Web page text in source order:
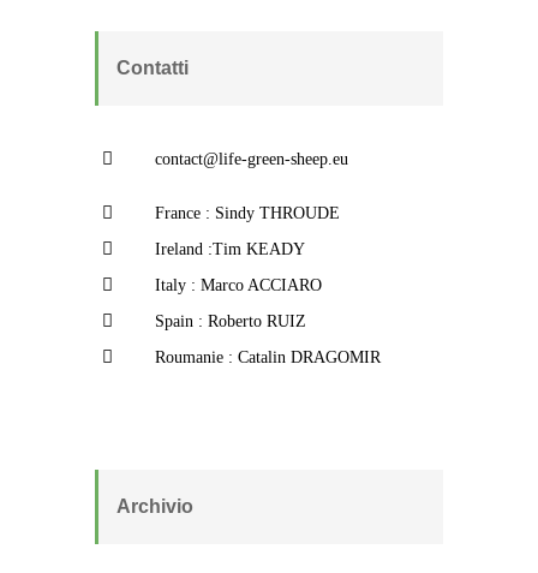
Contatti
contact@life-green-sheep.eu
France : Sindy THROUDE
Ireland :Tim KEADY
Italy : Marco ACCIARO
Spain : Roberto RUIZ
Roumanie : Catalin DRAGOMIR
Archivio